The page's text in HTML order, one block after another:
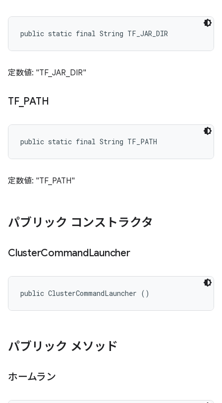
public static final String TF_JAR_DIR
定数値: "TF_JAR_DIR"
TF_ PATH
public static final String TF_PATH
定数値: "TF_PATH"
パブリック コンストラクタ
ClusterCommandLauncher
public ClusterCommandLauncher ()
パブリック メソッド
ホームラン